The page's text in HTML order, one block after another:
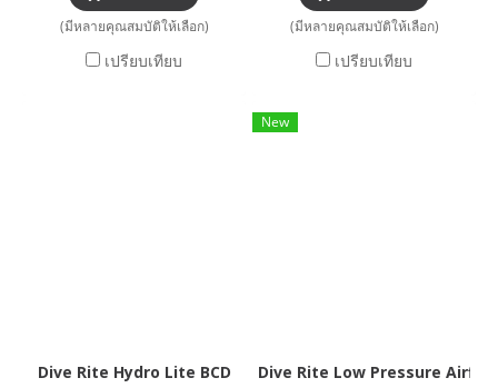
(มีหลายคุณสมบัติให้เลือก)
เปรียบเทียบ
(มีหลายคุณสมบัติให้เลือก)
เปรียบเทียบ
Dive Rite Hydro Lite BCD
New
Dive Rite Low Pressure